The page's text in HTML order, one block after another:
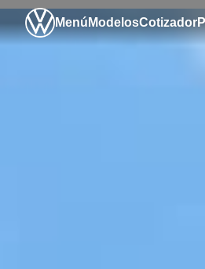
Menú ModelosCotizador